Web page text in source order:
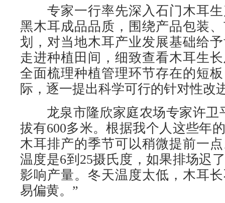
专家一行率先深入石门木耳生
黑木耳成品品质，围绕产品包装
划，对当地木耳产业发展基础给
走进种植田间，细致查看木耳生
全面梳理种植管理环节存在的短
际，逐一提出科学可行的针对性改
龙泉市隆欣家庭农场专家许卫
拔有600多米。根据我个人这些年
木耳排产的季节可以稍微提前一
温度是6到25摄氏度，如果排场迟
影响产量。冬天温度太低，木耳
易偏黄。”